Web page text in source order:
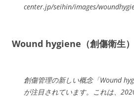
center.jp/seihin/images/
Wound hygiene（創傷衛生）
創傷管理の新しい概念「Wound
が注目されています。これは、